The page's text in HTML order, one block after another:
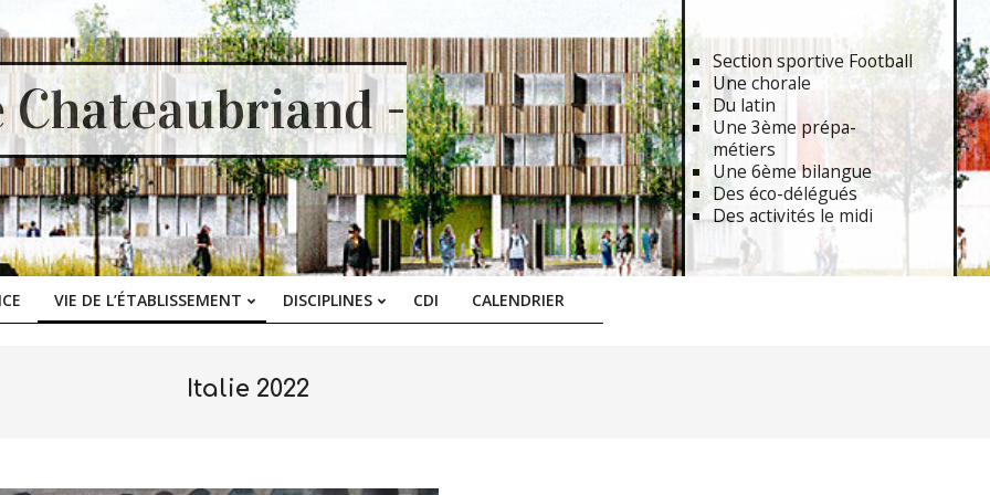
Chateaubriand -
Section sportive Football
Une chorale
Du latin
Une 3ème prépa-
métiers
Une 6ème bilangue
Des éco-délégués
Des activités le midi
Primary
VIE DE L’ÉTABLISSEMENT DISCIPLINES CDI CALENDRIER
Italie 2022